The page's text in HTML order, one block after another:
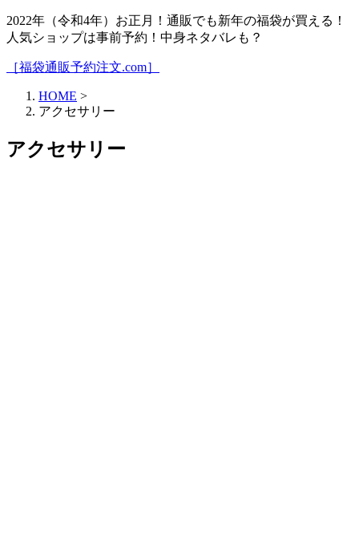
2022年（令和4年）お正月！通販でも新年の福袋が買える！
人気ショップは事前予約！中身ネタバレも？
［福袋通販予約注文.com］
HOME >
アクセサリー
アクセサリー